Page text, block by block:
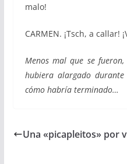
malo!
CARMEN. ¡Tsch, a callar!
Menos mal que se
hubiera alargado
cómo habría terminado…
Una «picapleitos» por